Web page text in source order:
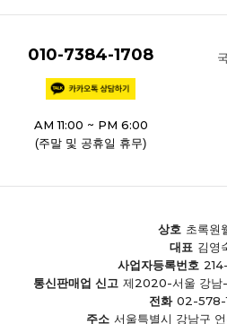
010-7384-1708
AM 11:00 ~ PM 6:00
(주말 및 공휴일 휴무)
상호 초록원
대표 김영
사업자등록번호
통신판매업 신고 제2020-서울 강
전화 02-578-
주소 서울특별시 강남구